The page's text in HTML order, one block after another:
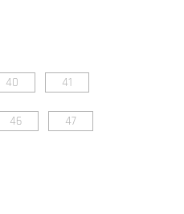
40 41
46 47